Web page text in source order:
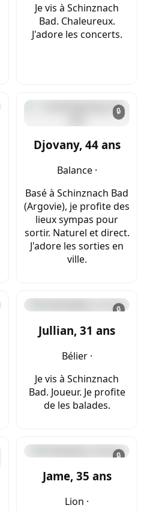
Je vis à Schinznach
Bad. Chaleureux.
J'adore les concerts.
🔒
Djovany, 44 ans
Balance ·
Basé à Schinznach Bad
(Argovie), je profite des
lieux sympas pour
sortir. Naturel et direct.
J'adore les sorties en
ville.
🔒
Jullian, 31 ans
Bélier ·
Je vis à Schinznach
Bad. Joueur. Je profite
de les balades.
🔒
Jame, 35 ans
Lion ·